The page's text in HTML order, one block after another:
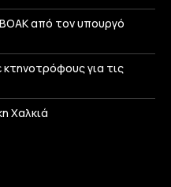
από τον υπουργό
για τις
Χαλκιά